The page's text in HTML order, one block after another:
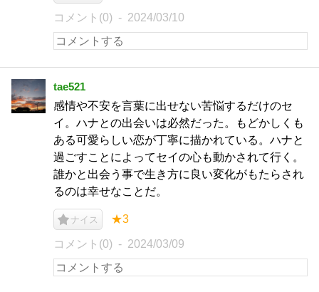
コメント(0) 2024/03/10
tae521
感情や不安を言葉に出せない苦悩するだけのセ
イ。ハナとの出会いは必然だった。もどかしくも
ある可愛らしい恋が丁寧に描かれている。ハナと
過ごすことによってセイの心も動かされて行く。
誰かと出会う事で生き方に良い変化がもたらされ
るのは幸せなことだ。
ナイス ★3
コメント(0) 2024/03/09